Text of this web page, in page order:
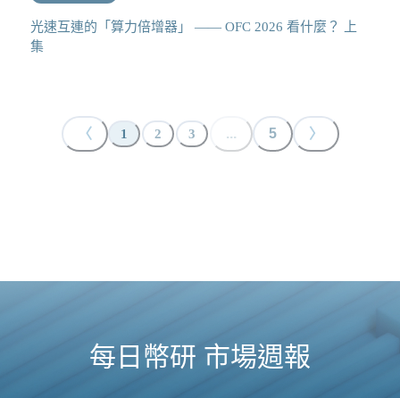
光速互連的「算力倍增器」 —— OFC 2026 看什麼？ 上
集
〈 1 2 3 ... 5 〉
每日幣研 市場週報